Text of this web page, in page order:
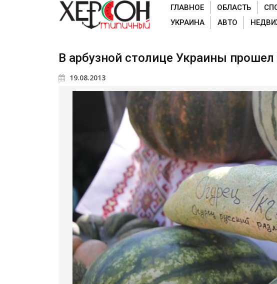
ГЛАВНОЕ ОБЛАСТЬ
УКРАИНА
АВТО
В арбузной столице Украины
19.08.2013